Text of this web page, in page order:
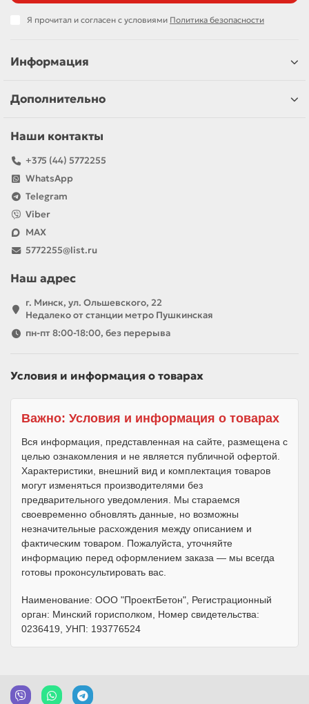
Я прочитал и согласен с условиями Политика безопасности
Информация
Дополнительно
Наши контакты
+375 (44) 5772255
WhatsApp
Telegram
Viber
MAX
5772255@list.ru
Наш адрес
г. Минск, ул. Ольшевского, 22
Недалеко от станции метро Пушкинская
пн-пт 8:00-18:00, без перерыва
Условия и информация о товарах
Важно: Условия и информация о товарах
Вся информация, представленная на сайте, размещена с
целью ознакомления и не является публичной офертой.
Характеристики, внешний вид и комплектация товаров
могут изменяться производителями без
предварительного уведомления. Мы стараемся
своевременно обновлять данные, но возможны
незначительные расхождения между описанием и
фактическим товаром. Пожалуйста, уточняйте
информацию перед оформлением заказа — мы всегда
готовы проконсультировать вас.
Наименование: ООО "ПроектБетон", Регистрационный
орган: Минский горисполком, Номер свидетельства:
0236419, УНП: 193776524